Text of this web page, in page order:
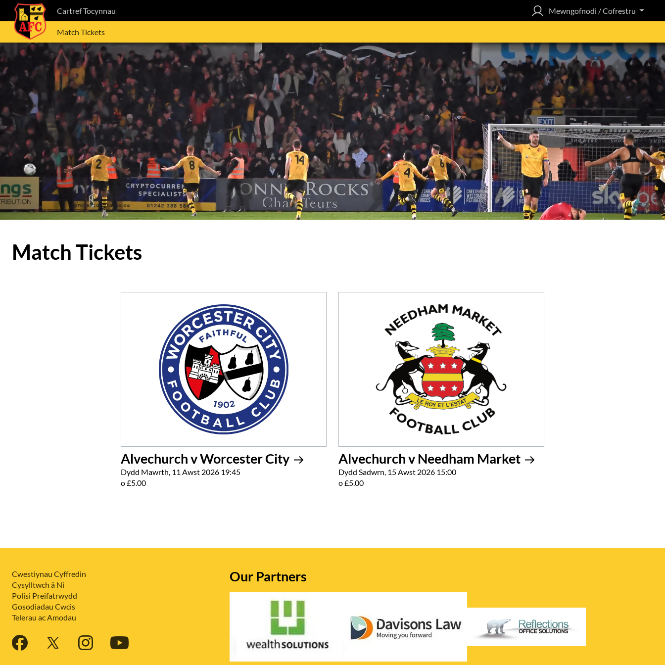
Cartref Tocynnau Mewngofnodi / Cofrestru
Match Tickets
Match Tickets
Alvechurch v Worcester City
Dydd Mawrth, 11 Awst 2026 19:45
o £5.00
Alvechurch v Needham Market
Dydd Sadwrn, 15 Awst 2026 15:00
o £5.00
Cwestiynau Cyffredin
Cysylltwch â Ni
Polisi Preifatrwydd
Gosodiadau Cwcis
Telerau ac Amodau
Our Partners